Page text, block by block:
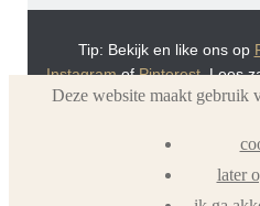
Tip: Bekijk en like ons op
InstagramofPinterest. Lees
Of bekijk Urnwebshop.nl
Dierenurnwinkel.nl
Deze website maakt gebruik
later